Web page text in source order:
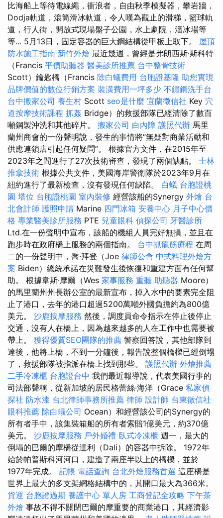
比海船上等待電線繩，衝浪者，自由秋季模擬器，攀岩牆，
Dodja軌道，滾筒滑冰軌道，令人嘆為觀止的滑梯，籃球軌
道，行人街，開放式現場盤子公園，水上劇院，溜冰場等
等... 5月13日，固定容器的巨大鋼結構從甲板上取下。 屋頂
防水施工指南 新竹外燴 最近幾週，曾經是弗朗西斯·斯科特
（Francis 平價助聽器 醫美診所推薦 台中整骨技術
Scott）鑰匙橋（Francis 除白蟻費用 台胞證基隆 助您實現
品牌價值的數位行銷方案 裝潢費用一坪多少 不鏽鋼洗手台
台中搬家公司 養生村 Scott seo是什麼 宜蘭徵信社 Key 穴
道按摩技術課程 抓姦 Bridge）的救援部隊已經清除了數百
噸鋼製沖洗和其他碎片。 搬家公司 白內障 護照代辦 馬里
蘭州商會的一份聲明說，發生的事情將“無疑對商業活動和
供應連鎖店引起任何疑問”。 根據官方文件，在2015年至
2023年之間進行了27次技術審查，發現了兩個缺點。 士林
推拿技術 根據公共文件，美國海岸警衛隊於2023年9月在
紐約進行了最新檢查，沒有發現任何缺陷。 白蟻 台胞證桃
園 塔位 台胞證桃園 室內裝修 經營該船的Synergy 外燴 台
北會計師 護照申請 Marine 四門冰箱 安養中心 月子中心價
格 專業醫美診所服務 PTE 兒童眼科 偵探公司 牙醫診所
Ltd.在一份聲明中宣布，該船的機組人員完好無損，並且在
跑步時在政府橋上服務的兩個指南。 台中抓龍筋療程 在周
二的一份聲明中，喬·拜登（Joe 律師公會 中式料理外燴方
案 Biden）總統承諾在災難發生後恢復和重建方面有任何幫
助。 根據韋斯·摩爾（Wes 家事服務 重聽 助聽器 Moore）
的馬里蘭州州長辦公室的最新宣布，掉入水中的要素完全阻
止了港口，去年的港口超過5200萬噸外國負擔約為800億
美元。 沙鹿按摩服務 然後，調度員命令指示在停止後停止
交通，沒有人在橋上，因為越來越多的人在工作中也需要被
帶上。 獲得優質SEO團隊的推薦 警察回答說，其他部隊到
達後，他將上橋，不到一分鐘後，報告說整個橋樑已經倒塌
了，救援部隊被指派在橋上找到那些。 護照代辦 外燴推薦
二手冷凍櫃 台胞證台中 我們最近報導說，代表美國行事的
司法部聲稱，從新加坡的居民格蕾絲·海洋（Grace 私家偵
探社 防水漆 台北律師事務所推薦 律師 設計師 台東徵信社
眼科推薦 除白蟻公司 Ocean）和經營該公司的Synergy的
所有者手中，該集裝箱船的所有者索賠1億美元，約370億
美元。 沙鹿按摩服務 戶外婚禮 臥式冷凍櫃 週一，最大的
倒塌的巴爾的摩橋從達利（Dali）的容器中拆除。 1972年
始於帕普斯科河河口，建造了兩座半以上的橋樑，並於
1977年完成。 記帳 電話查詢 台北外燴服務首選 這座橋是
世界上最大的多支架網格結構中的，其開口最大為366米。
貨運 台胞證過期 養護中心 單人房 工商登記全攻略 下午茶
外燴 事故不得不關閉巴爾的摩重要的商業港口，其經濟影